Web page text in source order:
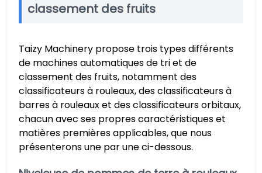
classement des fruits
Taizy Machinery propose trois types différents
de machines automatiques de tri et de
classement des fruits, notamment des
classificateurs à rouleaux, des classificateurs à
barres à rouleaux et des classificateurs orbitaux,
chacun avec ses propres caractéristiques et
matières premières applicables, que nous
présenterons une par une ci-dessous.